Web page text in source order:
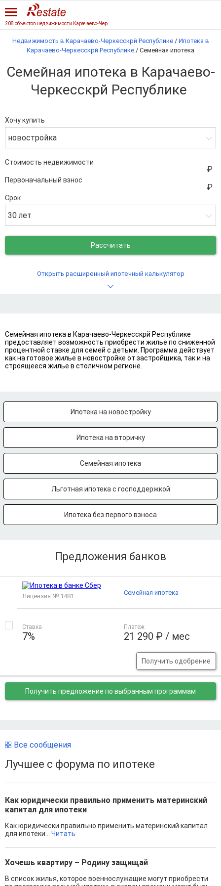
Недвижимость в Карачаево-Черкесскрй Республике / Ипотека в
Карачаево-Черкесскрй Республике / Семейная ипотека
Семейная ипотека в Карачаево-
Черкесскрй Республике
Хочу купить
новостройка
Стоимость недвижимости
Первоначальный взнос
Срок
30 лет
Рассчитать
Открыть расширенный ипотечный калькулятор
Семейная ипотека в Карачаево-Черкесскрй Республике
предоставляет возможность приобрести жилье по сниженной
процентной ставке для семей с детьми. Программа действует
как на готовое жилье в новостройке от застройщика, так и на
строящееся жилье в столичном регионе.
Ипотека на новостройку
Ипотека на вторичку
Семейная ипотека
Льготная ипотека с господдержкой
Ипотека без первого взноса
Предложения банков
Лицензия № 1481
Ставка
7%
Платеж
21 290 ₽ / мес
Получить одобрение
Семейная ипотека
Получить предложение по выбранным программам
Все сообщения
Лучшее с форума по ипотеке
Как юридически правильно применить материнский
капитал для ипотеки
Как юридически правильно применить материнский капитал
для ипотеки... Читать
Хочешь квартиру – Родину защищай
В список жилья, которое военнослужащие могут приобрести